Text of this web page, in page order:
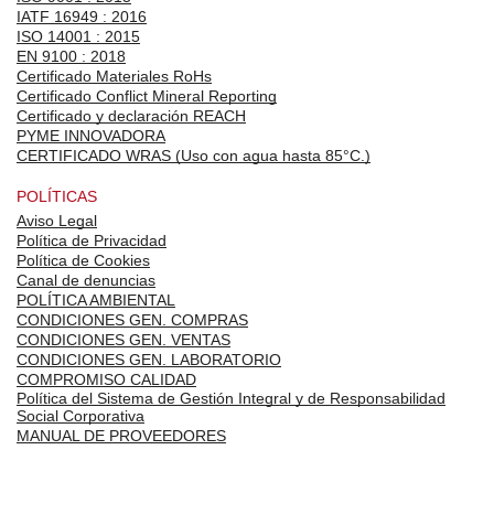
IATF 16949 : 2016
ISO 14001 : 2015
EN 9100 : 2018
Certificado Materiales RoHs
Certificado Conflict Mineral Reporting
Certificado y declaración REACH
PYME INNOVADORA
CERTIFICADO WRAS (Uso con agua hasta 85°C.)
POLÍTICAS
Aviso Legal
Política de Privacidad
Política de Cookies
Canal de denuncias
POLÍTICA AMBIENTAL
CONDICIONES GEN. COMPRAS
CONDICIONES GEN. VENTAS
CONDICIONES GEN. LABORATORIO
COMPROMISO CALIDAD
Política del Sistema de Gestión Integral y de Responsabilidad
Social Corporativa
MANUAL DE PROVEEDORES